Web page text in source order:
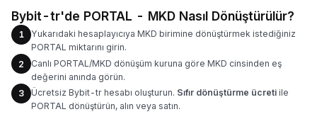
Bybit-tr'de PORTAL - MKD Nasıl Dönüştürülür?
1
Yukarıdaki hesaplayıcıya MKD birimine dönüştürmek istediğiniz
PORTAL miktarını girin.
2
Canlı PORTAL/MKD dönüşüm kuruna göre MKD cinsinden eş
değerini anında görün.
3
Ücretsiz Bybit-tr hesabı oluşturun. Sıfır dönüştürme ücreti ile
PORTAL dönüştürün, alın veya satın.